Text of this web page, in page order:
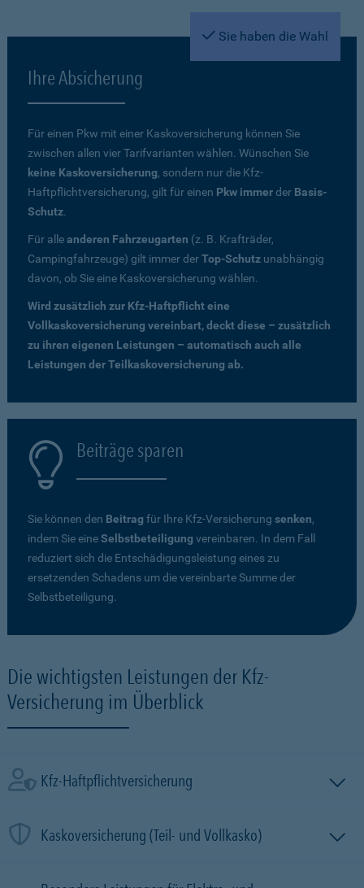
Sie haben die Wahl
Ihre Absicherung
Für einen Pkw mit einer Kaskoversicherung können Sie
zwischen allen vier Tarifvarianten wählen. Wünschen Sie
keine Kaskoversicherung, sondern nur die Kfz-
Haftpflichtversicherung, gilt für einen Pkw immerder Basis-
Schutz.
Für alleanderen Fahrzeugarten (z. B. Krafträder,
Campingfahrzeuge) gilt immer derTop-Schutz unabhängig
davon, ob Sie eine Kaskoversicherung wählen.
Wird zusätzlich zur Kfz-Haftpflicht eine
Vollkaskoversicherung vereinbart, deckt diese – zusätzlich
zu ihren eigenen Leistungen – automatisch auch alle
Leistungen der Teilkaskoversicherung ab.
Beiträge sparen
Sie können den Beitrag für Ihre Kfz-Versicherung senken,
indem Sie eineSelbstbeteiligung vereinbaren. In dem Fall
reduziert sich die Entschädigungsleistung eines zu
ersetzenden Schadens um die vereinbarte Summe der
Selbstbeteiligung.
Die wichtigsten Leistungen der Kfz-
Versicherung im Überblick
Kfz-Haftpflichtversicherung
Kaskoversicherung (Teil- und Vollkasko)